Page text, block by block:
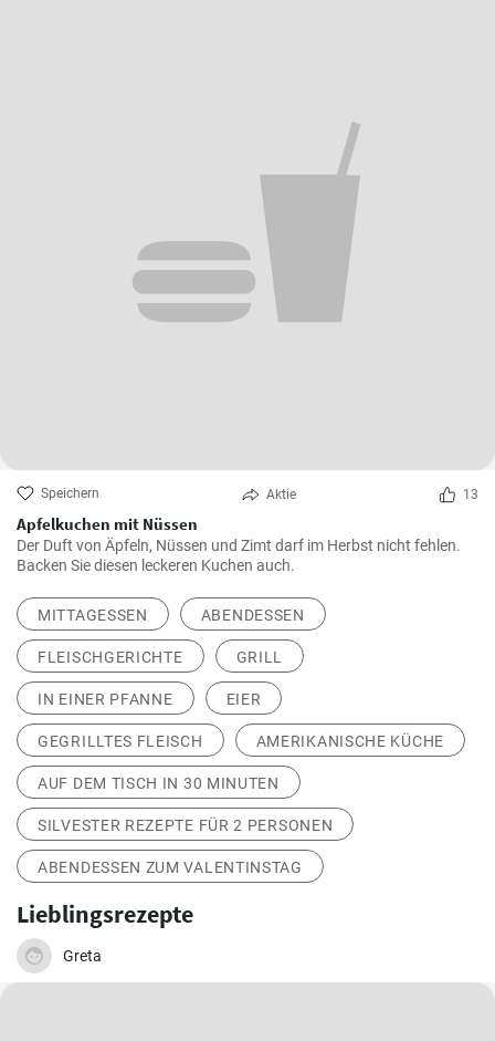
Speichern Aktie 13
Apfelkuchen mit Nüssen
Der Duft von Äpfeln, Nüssen und Zimt darf im Herbst nicht fehlen.
Backen Sie diesen leckeren Kuchen auch.
MITTAGESSEN ABENDESSEN
FLEISCHGERICHTE GRILL
IN EINER PFANNE EIER
GEGRILLTES FLEISCH AMERIKANISCHE KÜCHE
AUF DEM TISCH IN 30 MINUTEN
SILVESTER REZEPTE FÜR 2 PERSONEN
ABENDESSEN ZUM VALENTINSTAG
Lieblingsrezepte
Greta